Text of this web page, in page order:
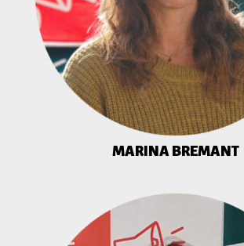
MARINA BREMANT